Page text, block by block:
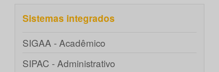
Sistemas integrados
SIGAA - Acadêmico
SIPAC - Administrativo